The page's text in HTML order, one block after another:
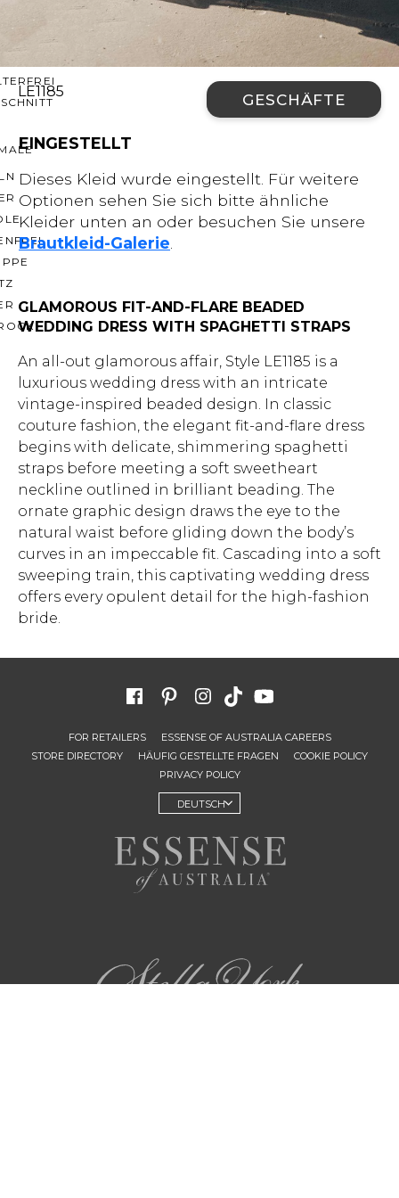
AUSSCHNITT
LE1185 GESCHÄFTE
EINGESTELLT
Dieses Kleid wurde eingestellt. Für weitere
Optionen sehen Sie sich bitte ähnliche
Kleider unten an oder besuchen Sie unsere
Brautkleid-Galerie
GLAMOROUS FIT-AND-FLARE BEADED
WEDDING DRESS WITH SPAGHETTI STRAPS
An all-out glamorous affair, Style LE1185 is a
luxurious wedding dress with an intricate
vintage-inspired beaded design. In classic
couture fashion, the elegant fit-and-flare dress
begins with delicate, shimmering spaghetti
straps before meeting a soft sweetheart
neckline outlined in brilliant beading. The
ornate graphic design draws the eye to the
natural waist before gliding down the body’s
curves in an impeccable fit. Cascading into a soft
sweeping train, this captivating wedding dress
offers every opulent detail for the high-fashion
bride.
FOR RETAILERS
ESSENSE OF AUSTRALIA CAREERS
STORE DIRECTORY
HÄUFIG GESTELLTE FRAGEN
COOKIE POLICY
PRIVACY POLICY
DEUTSCH